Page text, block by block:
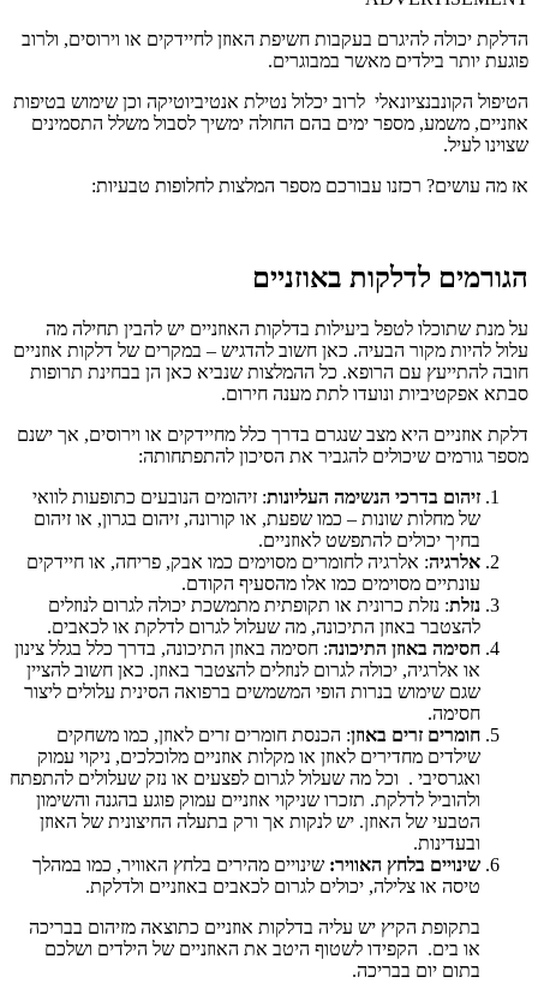
הדלקת יכולה להיגרם בעקבות חשיפת האוזן לחיידקים או וירוסים, ולרוב
פוגעת יותר בילדים מאשר במבוגרים.
הטיפול הקונבנציונאלי לרוב יכלול נטילת אנטיביוטיקה וכן שימוש בטיפות
אוזניים, משמע, מספר ימים בהם החולה ימשיך לסבול משלל התסמינים
שצוינו לעיל.
אז מה עושים? רכזנו עבורכם מספר המלצות לחלופות טבעיות:
הגורמים לדלקות באוזניים
על מנת שתוכלו לטפל ביעילות בדלקות האוזניים יש להבין תחילה מה
עלול להיות מקור הבעיה. כאן חשוב להדגיש – במקרים של דלקות אוזניים
חובה להתייעץ עם הרופא. כל ההמלצות שנביא כאן הן בבחינת תרופות
סבתא אפקטיביות ונועדו לתת מענה חירום.
דלקת אוזניים היא מצב שנגרם בדרך כלל מחיידקים או וירוסים, אך ישנם
מספר גורמים שיכולים להגביר את הסיכון להתפתחותה:
זיהום בדרכי הנשימה העליונות: זיהומים הנובעים כתופעות לוואי
של מחלות שונות – כמו שפעת, או קורונה, זיהום בגרון, או זיהום
בחיך יכולים להתפשט לאוזניים.
אלרגיה: אלרגיה לחומרים מסוימים כמו אבק, פריחה, או חיידקים
עונתיים מסוימים כמו אלו מהסעיף הקודם.
נזלת: נזלת כרונית או תקופתית מתמשכת יכולה לגרום לנוזלים
להצטבר באוזן התיכונה, מה שעלול לגרום לדלקת או לכאבים.
חסימה באוזן התיכונה: חסימה באוזן התיכונה, בדרך כלל בגלל צינון
או אלרגיה, יכולה לגרום לנוזלים להצטבר באוזן. כאן חשוב להציין
שגם שימוש בנרות הופי המשמשים ברפואה הסינית עלולים ליצור
חסימה.
חומרים זרים באוזן: הכנסת חומרים זרים לאוזן, כמו משחקים
שילדים מחדירים לאוזן או מקלות אוזניים מלוכלכים, ניקוי עמוק
ואגרסיבי . וכל מה שעלול לגרום לפצעים או נזק שעלולים להתפתח
ולהוביל לדלקת. תזכרו שניקוי אוזניים עמוק פוגע בהגנה והשימון
הטבעי של האוזן. יש לנקות אך ורק בתעלה החיצונית של האוזן
ובעדינות.
שינויים בלחץ האוויר: שינויים מהירים בלחץ האוויר, כמו במהלך
טיסה או צלילה, יכולים לגרום לכאבים באוזניים ולדלקת.
בתקופת הקיץ יש עליה בדלקות אוזניים כתוצאה מזיהום בבריכה
או בים. הקפידו לשטוף היטב את האוזניים של הילדים ושלכם
בתום יום בבריכה.